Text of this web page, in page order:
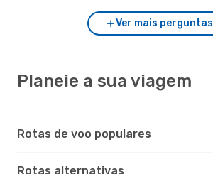
Ver mais perguntas
Planeie a sua viagem
Rotas de voo populares
Rotas alternativas